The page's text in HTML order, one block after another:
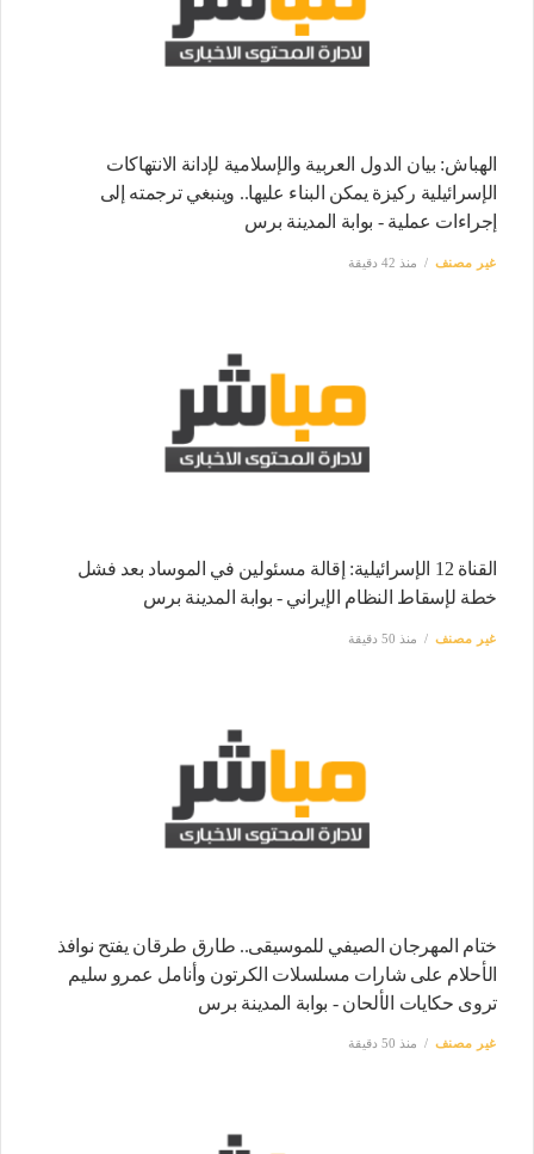
الهباش: بيان الدول العربية والإسلامية لإدانة الانتهاكات
الإسرائيلية ركيزة يمكن البناء عليها.. وينبغي ترجمته إلى
إجراءات عملية - بوابة المدينة برس
غير مصنف منذ 42 دقيقة
القناة 12 الإسرائيلية: إقالة مسئولين في الموساد بعد فشل
خطة لإسقاط النظام الإيراني - بوابة المدينة برس
غير مصنف منذ 50 دقيقة
ختام المهرجان الصيفي للموسيقى.. طارق طرقان يفتح نوافذ
الأحلام على شارات مسلسلات الكرتون وأنامل عمرو سليم
تروى حكايات الألحان - بوابة المدينة برس
غير مصنف منذ 50 دقيقة